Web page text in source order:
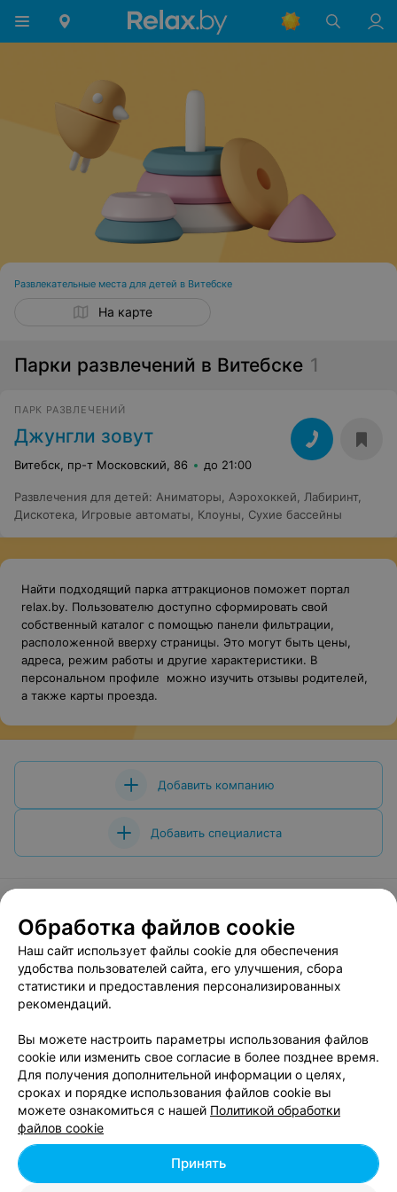
Развлекательные места для детей в Витебске
На карте
Парки развлечений в Витебске 1
ПАРК РАЗВЛЕЧЕНИЙ
Джунгли зовут
Витебск, пр-т Московский, 86 до 21:00
Развлечения для детей: Аниматоры Аэрохоккей Лабиринт,
Дискотека Игровые автоматы Клоуны Сухие бассейны
Найти подходящий парка аттракционов поможет портал
relax.by. Пользователю доступно сформировать свой
собственный каталог с помощью панели фильтрации,
расположенной вверху страницы. Это могут быть цены,
адреса, режим работы и другие характеристики. В
персональном профиле можно изучить отзывы родителей,
а также карты проезда.
Добавить компанию
Добавить специалиста
О проекте Новости проекта
Вакансии
Публичный договор
Способы оплаты
Публичный договор по использованию сервиса
Написать в поддержку
Связаться по вопросам сотрудничества
Написать руководителю relax.by
Обработка персональных данных
Обработка файлов cookie
Наш сайт использует файлы cookie для обеспечения
удобства пользователей сайта, его улучшения, сбора
статистики и предоставления персонализированных
рекомендаций.
Вы можете настроить параметры использования файлов
cookie или изменить свое согласие в более позднее время.
Для получения дополнительной информации о целях,
сроках и порядке использования файлов cookie вы
можете ознакомиться с нашей Политикой обработки
файлов cookie
Принять